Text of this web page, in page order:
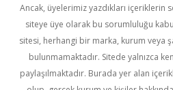
Ancak, üyelerimiz yazdıkları içeriklerin
siteye üye olarak bu sorumluluğu
sitesi, herhangi bir marka, kurum veya
bulunmamaktadır. Sitede yalnızca
paylaşılmaktadır. Burada yer alan